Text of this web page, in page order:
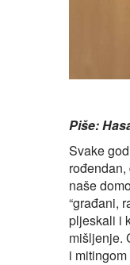
Piše:
Svake
naše
“građani,
pljeskali i
mišljenje.
i